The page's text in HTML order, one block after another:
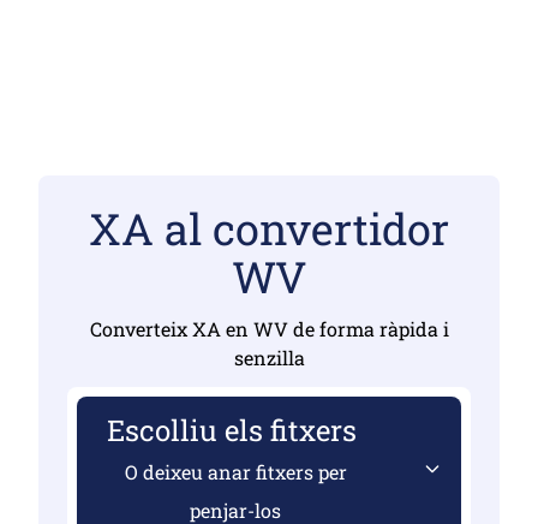
XA al convertidor
WV
Converteix XA en WV de forma ràpida i
senzilla
Escolliu els fitxers
O deixeu anar fitxers per
penjar-los